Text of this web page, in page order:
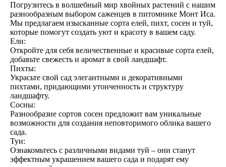
Погрузитесь в волшебный мир хвойных растений с нашим
разнообразным выбором саженцев в питомнике Монт Иса.
Мы предлагаем изысканные сорта елей, пихт, сосен и туй,
которые помогут создать уют и красоту в вашем саду.
Ели:
Откройте для себя величественные и красивые сорта елей,
добавьте свежесть и аромат в свой ландшафт.
Пихты:
Украсьте свой сад элегантными и декоративными
пихтами, придающими утонченность и структуру
ландшафту.
Сосны:
Разнообразие сортов сосен предложит вам уникальные
возможности для создания неповторимого облика вашего
сада.
Туи:
Ознакомьтесь с различными видами туй – они станут
эффектным украшением вашего сада и подарят ему